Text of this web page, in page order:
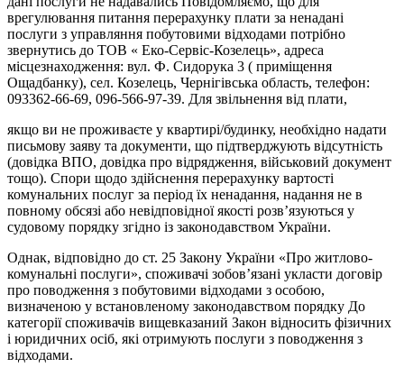
врегулювання питання перерахунку плати за ненадані
послуги з управляння побутовими відходами потрібно
звернутись до ТОВ « Еко-Сервіс-Козелець», адреса
місцезнаходження: вул. Ф. Сидорука 3 ( приміщення
Ощадбанку), сел. Козелець, Чернігівська область, телефон:
093­362-66-69, 096-566-97-39. Для звільнення від плати,
якщо ви не проживаєте у квартирі/будинку, необхідно надати
письмову заяву та документи, що підтверджують відсутність
(довідка ВПО, довідка про відрядження, військовий документ
тощо). Спори щодо здійснення перерахунку вартості
комунальних послуг за період їх ненадання, надання не в
повному обсязі або невідповідної якості розв’язуються у
судовому порядку згідно із законодавством України.
Однак, відповідно до ст. 25 Закону України «Про житлово-
комунальні послуги», споживачі зобов’язані укласти договір
про поводження з побутовими відходами з особою,
визначеною у встановленому законодавством порядку До
категорії споживачів вищевказаний Закон відносить фізичних
і юридичних осіб, які отримують послуги з поводження з
відходами.